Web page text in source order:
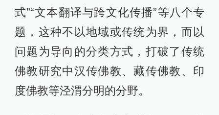
式”“文本翻译与跨文化传播”等八个专
题，这种不以地域或传统为界，而以
问题为导向的分类方式，打破了传统
佛教研究中汉传佛教、藏传佛教、印
度佛教等泾渭分明的分野。